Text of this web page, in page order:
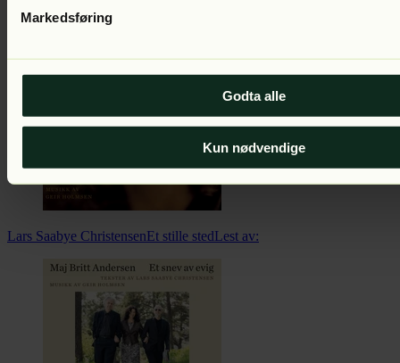
Markedsføring
Godta alle
Kun nødvendige
Lars Saabye Christensen
Lars Saabye ChristensenEt stille stedLest av: